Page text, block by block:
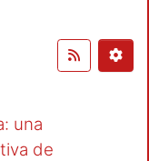
una
de